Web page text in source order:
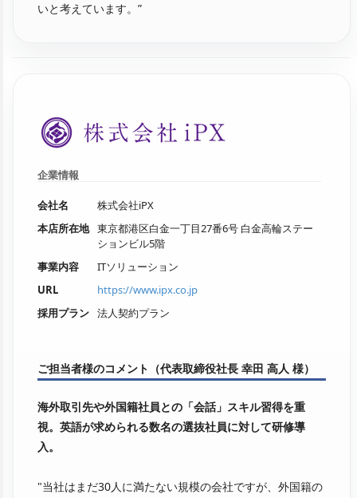
いと考えています。”
企業情報
会社名
株式会社iPX
本店所在地 東京都港区白金一丁目27番6号 白金高輪ステー
ションビル5階
事業内容
ITソリューション
URL
https://www.ipx.co.jp
採用プラン 法人契約プラン
ご担当者様のコメント（代表取締役社長 幸田 高人 様）
海外取引先や外国籍社員との「会話」スキル習得を重
視。英語が求められる数名の選抜社員に対して研修導
入。
"当社はまだ30人に満たない規模の会社ですが、外国籍の